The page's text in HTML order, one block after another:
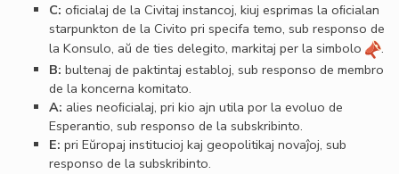
C: oﬁcialaj de la Civitaj instancoj, kiuj esprimas la oﬁcialan
starpunkton de la Civito pri specifa temo, sub responso de
la Konsulo, aŭ de ties delegito, markitaj per la simbolo
.
B: bultenaj de paktintaj establoj, sub responso de membro
de la koncerna komitato.
A: alies neoﬁcialaj, pri kio ajn utila por la evoluo de
Esperantio, sub responso de la subskribinto.
E: pri Eŭropaj institucioj kaj geopolitikaj novaĵoj, sub
responso de la subskribinto.